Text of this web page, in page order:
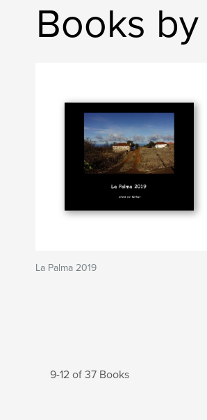
Books
La Palma 2019
9-12 of 37 Books